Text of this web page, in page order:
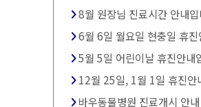
8월 원장님 진료시간 안내
6월 6일 월요일 현충일 휴진
5월 5일 어린이날 휴진안내
12월 25일, 1월 1일 휴진안
바우동물병원 진료개시 안내